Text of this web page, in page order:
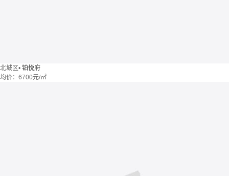
北城区• 铂悦府
均价： 6700元/㎡